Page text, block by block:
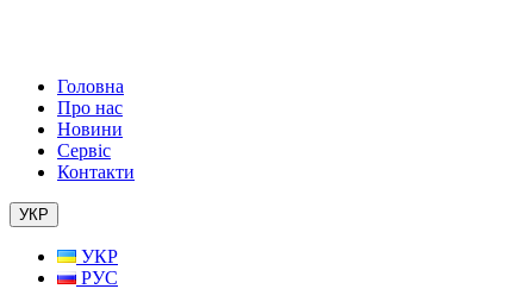
Головна
Про нас
Новини
Сервіс
Контакти
УКР
УКР
РУС